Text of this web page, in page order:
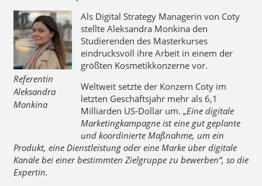
Referentin
Aleksandra
Monkina
Als Digital Strategy Managerin von Coty
stellte Aleksandra Monkina den
Studierenden des Masterkurses
eindrucksvoll ihre Arbeit in einem der
größten Kosmetikkonzerne vor.
Weltweit setzte der Konzern Coty im
letzten Geschäftsjahr mehr als 6,1
Milliarden US-Dollar um. „Eine digitale
Marketingkampagne ist eine gut geplante
und koordinierte Maßnahme, um ein
Produkt, eine Dienstleistung oder eine Marke über digitale
Kanäle bei einer bestimmten Zielgruppe zu bewerben“, so die
Expertin.